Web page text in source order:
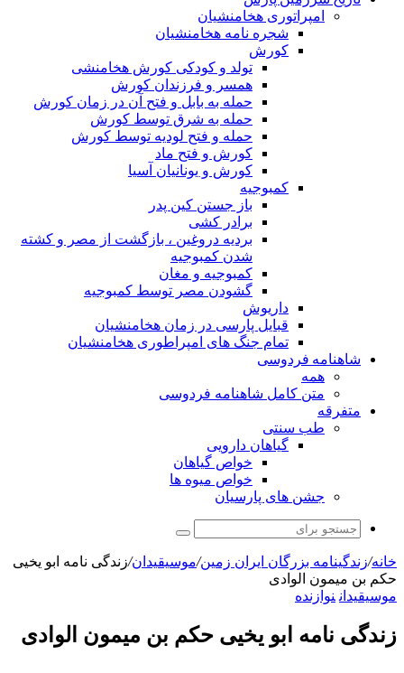
امپراتوری هخامنشیان
شجره نامه هخامنشیان
کورش
تولد و کودکی کورش هخامنشی
همسر و فرزندان کورش
حمله به بابل و فتح آن در زمان کورش
حمله به شرق توسط کورش
حمله و فتح لودیه توسط کورش
کورش و فتح ماد
کورش و یونانیان آسیا
کمبوجیه
باز جستن کین پدر
برادر کشی
بردیه دروغین ، بازگشت از مصر و کشته
شدن کمبوجیه
کمبوجیه و مغان
گشودن مصر توسط کمبوجیه
داریوش
قبایل پارسی در زمان هخامنشیان
تمام جنگ های امپراطوری هخامنشیان
شاهنامه فردوسی
همه
متن کامل شاهنامه فردوسی
متفرقه
طب سنتی
گیاهان دارویی
خواص گیاهان
خواص میوه ها
جشن های پارسیان
جستجو
خانه/زندگینامه بزرگان ایران زمین/موسیقیدان/زندگی نامه ابو یخیی
حکم بن میمون الوادی
موسیقیدان نوازنده
زندگی نامه ابو یخیی حکم بن میمون الوادی